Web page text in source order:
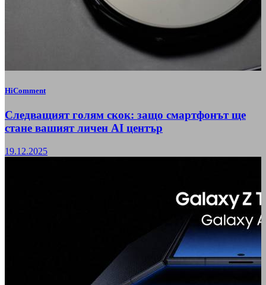
HiComment
Следващият голям скок: защо смартфонът ще
стане вашият личен AI център
19.12.2025